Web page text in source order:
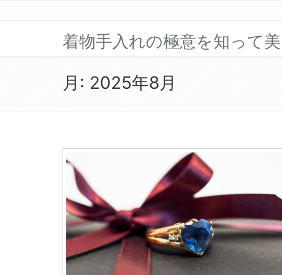
着物手入れの極意を知って
月: 2025年8月